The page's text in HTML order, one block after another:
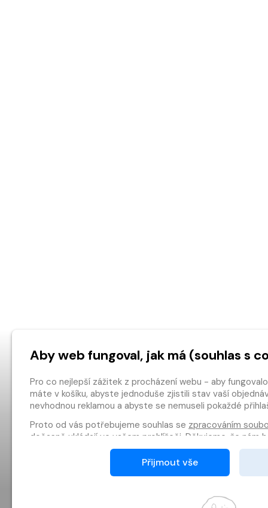
Aby web fungoval, jak má (souhlas s
Pro co nejlepší zážitek z procházení webu - aby
máte v košíku, abyste jednoduše zjistili stav vaší
nevhodnou reklamou a abyste se nemuseli pokaždé
Proto od vás potřebujeme souhlas se zpracováním
dočasně ukládají ve vašem prohlížeči. Děkujeme, že
Přijmout vše